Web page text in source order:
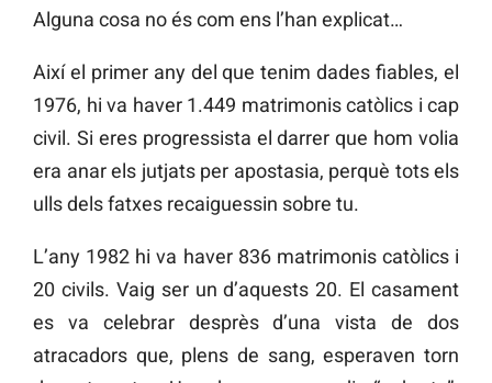
Alguna cosa no és com ens l’han explicat…
Així el primer any del que tenim dades fiables, el
1976, hi va haver 1.449 matrimonis catòlics i cap
civil. Si eres progressista el darrer que hom volia
era anar els jutjats per apostasia, perquè tots els
ulls dels fatxes recaiguessin sobre tu.
L’any 1982 hi va haver 836 matrimonis catòlics i
20 civils. Vaig ser un d’aquests 20. El casament
es va celebrar desprès d’una vista de dos
atracadors que, plens de sang, esperaven torn